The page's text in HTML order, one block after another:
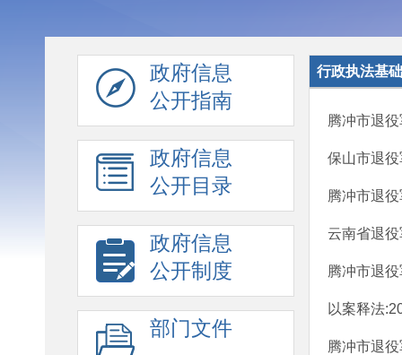
政府信息
公开指南
政府信息
公开目录
政府信息
公开制度
部门文件
行政执法基
腾冲市退
保山市退
腾冲市退
云南省退
腾冲市退
以案释法
腾冲市退